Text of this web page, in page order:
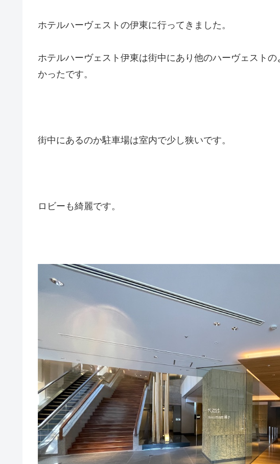
ホテルハーヴェストの伊東に行ってきました。
ホテルハーヴェスト伊東は街中にあり他のハーヴェスト
かったです。
街中にあるのか駐車場は室内で少し狭いです。
ロビーも綺麗です。